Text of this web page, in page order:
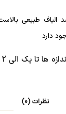
دارد
نظرات (0)